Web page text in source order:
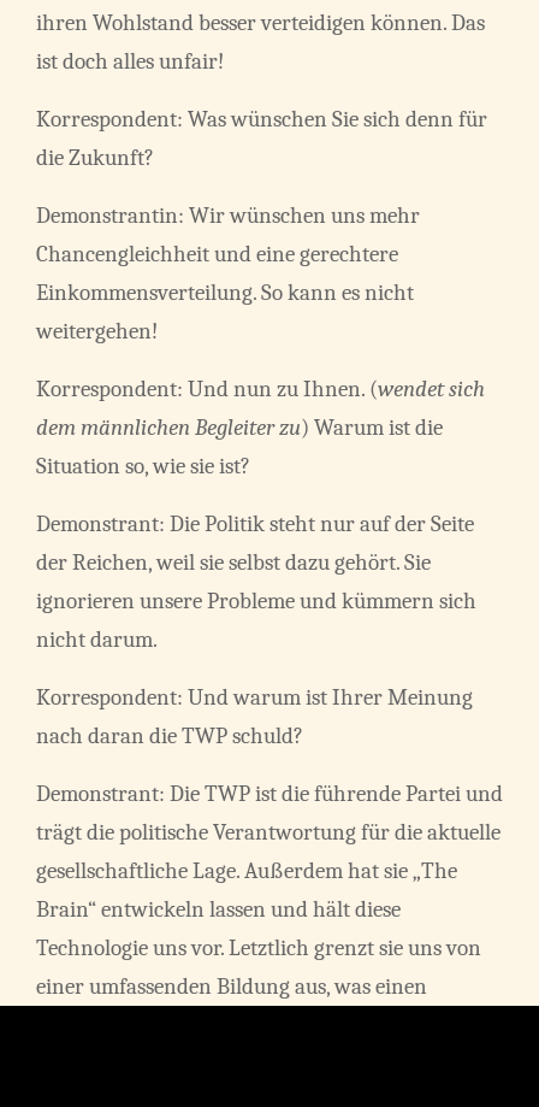
ihren Wohlstand besser verteidigen können. Das
ist doch alles unfair!
Korrespondent: Was wünschen Sie sich denn für
die Zukunft?
Demonstrantin: Wir wünschen uns mehr
Chancengleichheit und eine gerechtere
Einkommensverteilung. So kann es nicht
weitergehen!
Korrespondent: Und nun zu Ihnen. (wendet sich
dem männlichen Begleiter zu) Warum ist die
Situation so, wie sie ist?
Demonstrant: Die Politik steht nur auf der Seite
der Reichen, weil sie selbst dazu gehört. Sie
ignorieren unsere Probleme und kümmern sich
nicht darum.
Korrespondent: Und warum ist Ihrer Meinung
nach daran die TWP schuld?
Demonstrant: Die TWP ist die führende Partei und
trägt die politische Verantwortung für die aktuelle
gesellschaftliche Lage. Außerdem hat sie „The
Brain“ entwickeln lassen und hält diese
Technologie uns vor. Letztlich grenzt sie uns von
einer umfassenden Bildung aus, was einen